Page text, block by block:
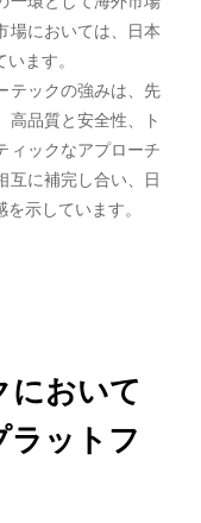
場においては、日本
ます。
テックの強みは、先
高品質と安全性、ト
ィックなアプローチ
互に補完し合い、日
示しています。
において
ットフ